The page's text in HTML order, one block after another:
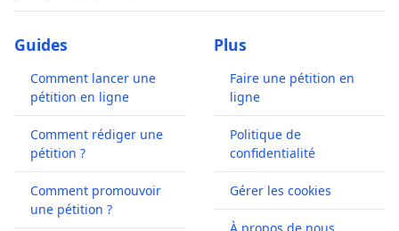
Guides
Comment lancer une
pétition en ligne
Comment rédiger une
pétition ?
Comment promouvoir
une pétition ?
Plus
Faire une pétition en
ligne
Politique de
confidentialité
Gérer les cookies
À propos de nous